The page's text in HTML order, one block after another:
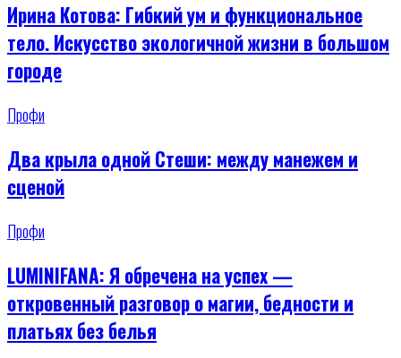
Ирина Котова: Гибкий ум и функциональное
тело. Искусство экологичной жизни в большом
городе
Профи
Два крыла одной Стеши: между манежем и
сценой
Профи
LUMINIFANA: Я обречена на успех —
откровенный разговор о магии, бедности и
платьях без белья